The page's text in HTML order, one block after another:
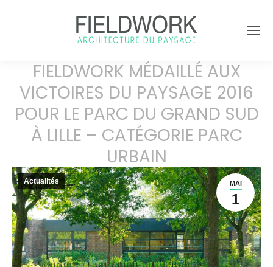
FIELDWORK MÉDAILLÉ AUX
VICTOIRES DU PAYSAGE 2016
POUR LE PARC DU GRAND SUD
À LILLE – CATÉGORIE PARC
URBAIN
MAI
1
Actualités